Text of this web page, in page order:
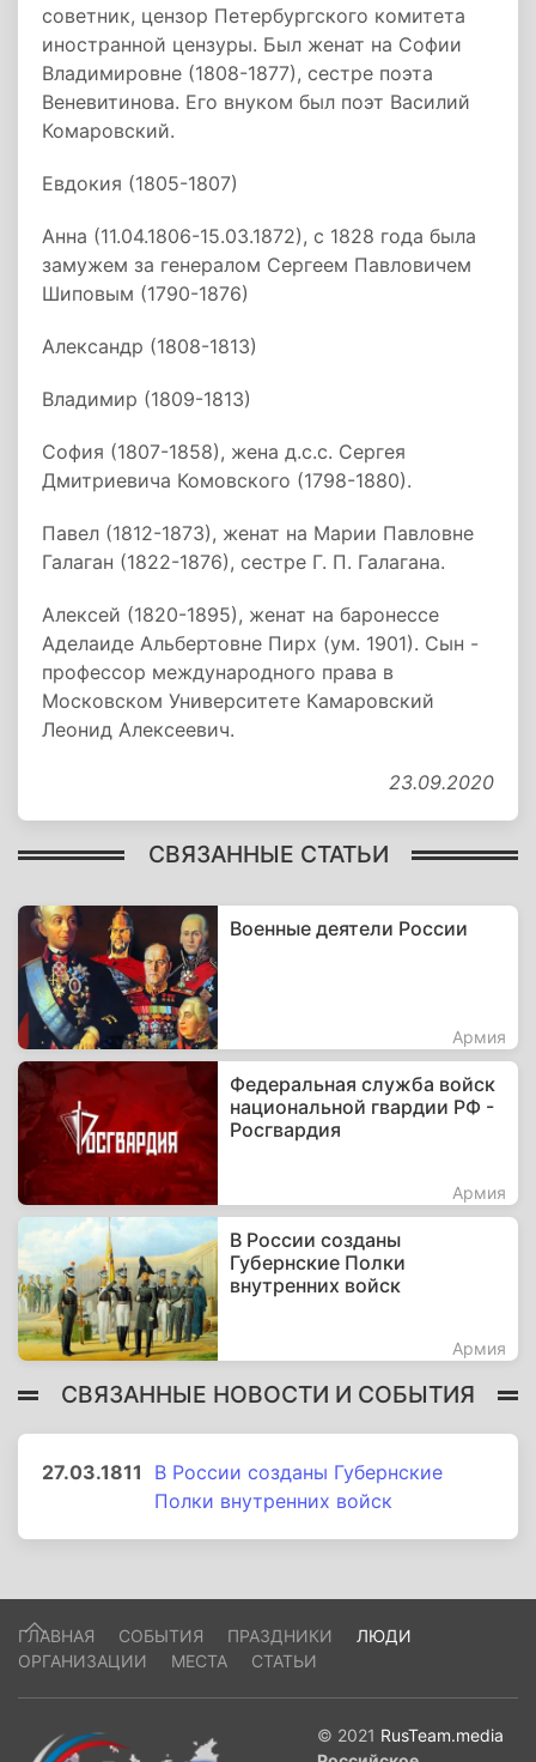
советник, цензор Петербургского комитета
иностранной цензуры. Был женат на Софии
Владимировне (1808-1877), сестре поэта
Веневитинова. Его внуком был поэт Василий
Комаровский.
Евдокия (1805-1807)
Анна (11.04.1806-15.03.1872), с 1828 года была
замужем за генералом Сергеем Павловичем
Шиповым (1790-1876)
Александр (1808-1813)
Владимир (1809-1813)
София (1807-1858), жена д.с.с. Сергея
Дмитриевича Комовского (1798-1880).
Павел (1812-1873), женат на Марии Павловне
Галаган (1822-1876), сестре Г. П. Галагана.
Алексей (1820-1895), женат на баронессе
Аделаиде Альбертовне Пирх (ум. 1901). Сын -
профессор международного права в
Московском Университете Камаровский
Леонид Алексеевич.
23.09.2020
СВЯЗАННЫЕ СТАТЬИ
Военные деятели России
Армия
Федеральная служба войск
национальной гвардии РФ -
Росгвардия
Армия
В России созданы
Губернские Полки
внутренних войск
Армия
СВЯЗАННЫЕ НОВОСТИ И СОБЫТИЯ
27.03.1811
В России созданы Губернские
Полки внутренних войск
ГЛАВНАЯ СОБЫТИЯ ПРАЗДНИКИ
ЛЮДИ
ОРГАНИЗАЦИИ
МЕСТА СТАТЬИ
© 2021 RusTeam.media